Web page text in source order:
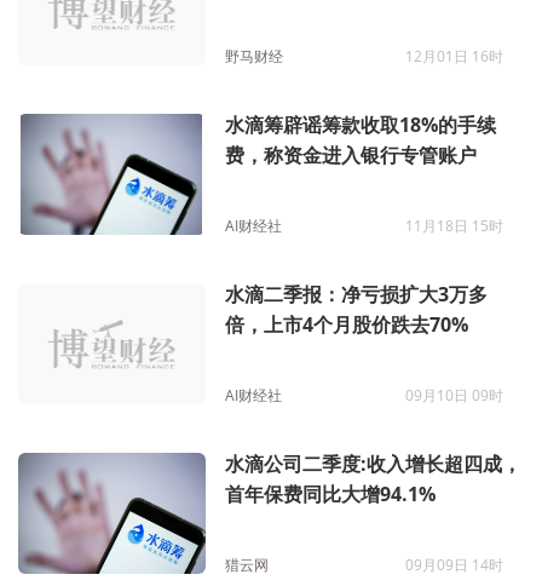
野马财经 12月01日 16时
水滴筹辟谣筹款收取18%的手续
费，称资金进入银行专管账户
AI财经社 11月18日 15时
水滴二季报：净亏损扩大3万多
倍，上市4个月股价跌去70%
AI财经社 09月10日 09时
水滴公司二季度:收入增长超四成，
首年保费同比大增94.1%
猎云网 09月09日 14时